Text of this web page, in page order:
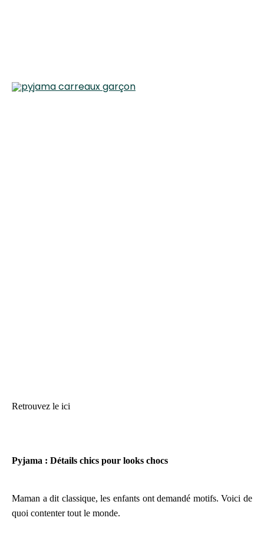
Retrouvez le ici
Pyjama : Détails chics pour looks chocs
Maman a dit classique, les enfants ont demandé motifs. Voici de
quoi contenter tout le monde.